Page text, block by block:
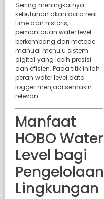
Seiring meningkatnya
kebutuhan akan data real-
time dan historis,
pemantauan water level
berkembang dari metode
manual menuju sistem
digital yang lebih presisi
dan efisien. Pada titik inilah
peran water level data
logger menjadi semakin
relevan.
Manfaat
HOBO Water
Level bagi
Pengelolaan
Lingkungan